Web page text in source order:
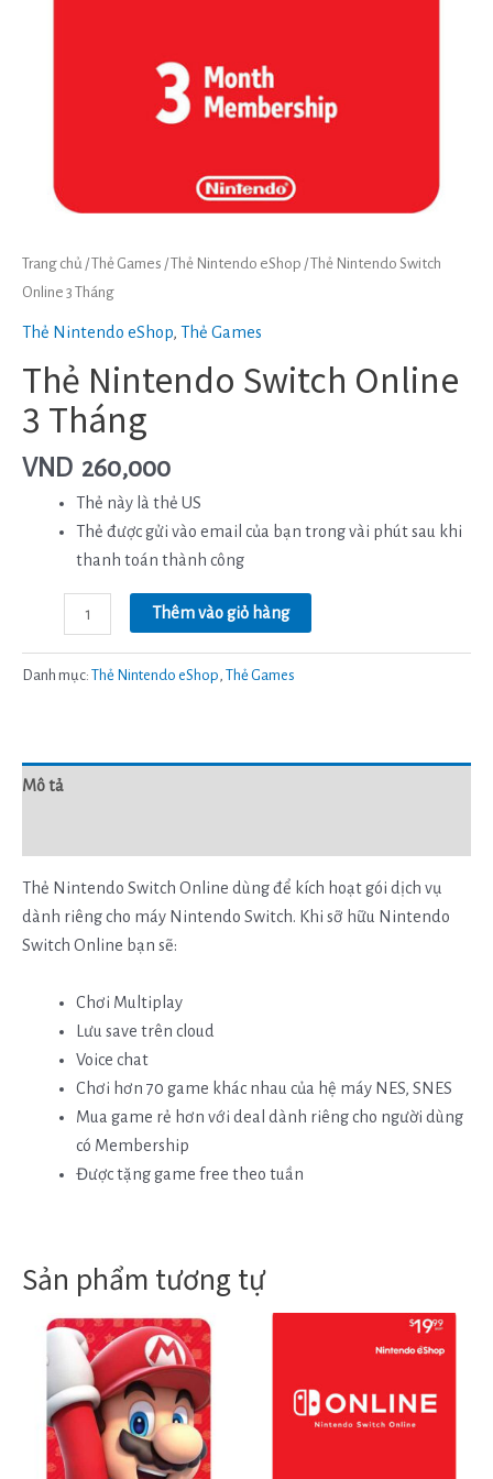
Trang chủ /Thẻ Games /Thẻ Nintendo eShop / Thẻ Nintendo Switch
Online 3 Tháng
Thẻ Nintendo eShop, Thẻ Games
Thẻ Nintendo Switch Online
3 Tháng
VND 260,000
Thẻ này là thẻ US
Thẻ được gửi vào email của bạn trong vài phút sau khi
thanh toán thành công
Thêm vào giỏ hàng
Danh mục: Thẻ Nintendo eShop, Thẻ Games
Mô tả
Thẻ Nintendo Switch Online dùng để kích hoạt gói dịch vụ
dành riêng cho máy Nintendo Switch. Khi sỡ hữu Nintendo
Switch Online bạn sẽ:
Chơi Multiplay
Lưu save trên cloud
Voice chat
Chơi hơn 70 game khác nhau của hệ máy NES, SNES
Mua game rẻ hơn với deal dành riêng cho người dùng
có Membership
Được tặng game free theo tuần
Sản phẩm tương tự